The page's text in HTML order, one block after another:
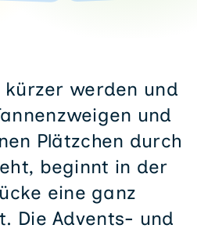
kürzer werden und
und
Plätzchen durch
beginnt in der
eine ganz
Die Advents- und